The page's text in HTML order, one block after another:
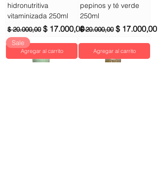
hidronutritiva
vitaminizada 250ml
Precio
$ 20.000,00 Precio de oferta
$ 17.000,00
pepinos y té verde
250ml
Precio
$ 20.000,00 Precio de
$ 17.000,00
Agregar al carrito
Sale
Agregar al carrito